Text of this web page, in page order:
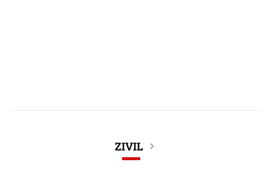
ZIVIL